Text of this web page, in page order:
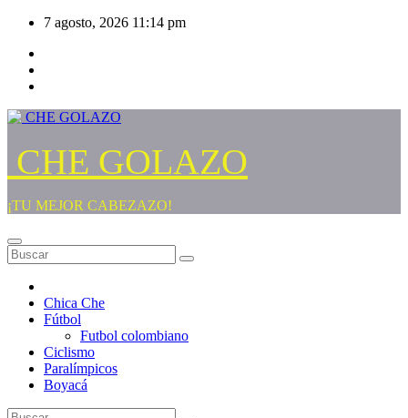
Saltar
contenido
7 agosto, 2026 11:14 pm
CHE GOLAZO
¡TU MEJOR CABEZAZO!
Chica Che
Fútbol
Futbol colombiano
Ciclismo
Paralímpicos
Boyacá